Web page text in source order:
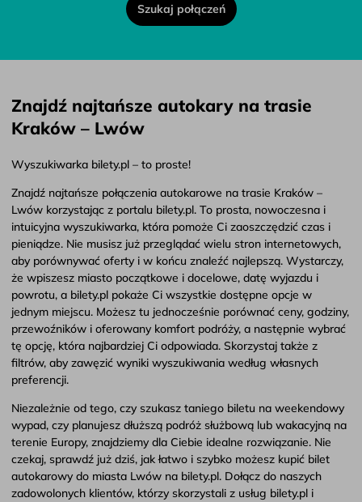
Szukaj połączeń
Znajdź najtańsze autokary na trasie
Kraków – Lwów
Wyszukiwarka bilety.pl – to proste!
Znajdź najtańsze połączenia autokarowe na trasie Kraków –
Lwów korzystając z portalu bilety.pl. To prosta, nowoczesna i
intuicyjna wyszukiwarka, która pomoże Ci zaoszczędzić czas i
pieniądze. Nie musisz już przeglądać wielu stron internetowych,
aby porównywać oferty i w końcu znaleźć najlepszą. Wystarczy,
że wpiszesz miasto początkowe i docelowe, datę wyjazdu i
powrotu, a bilety.pl pokaże Ci wszystkie dostępne opcje w
jednym miejscu. Możesz tu jednocześnie porównać ceny, godziny,
przewoźników i oferowany komfort podróży, a następnie wybrać
tę opcję, która najbardziej Ci odpowiada. Skorzystaj także z
filtrów, aby zawęzić wyniki wyszukiwania według własnych
preferencji.
Niezależnie od tego, czy szukasz taniego biletu na weekendowy
wypad, czy planujesz dłuższą podróż służbową lub wakacyjną na
terenie Europy, znajdziemy dla Ciebie idealne rozwiązanie. Nie
czekaj, sprawdź już dziś, jak łatwo i szybko możesz kupić bilet
autokarowy do miasta Lwów na bilety.pl. Dołącz do naszych
zadowolonych klientów, którzy skorzystali z usług bilety.pl i